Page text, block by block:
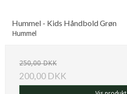
Hummel - Kids Håndbold Grøn
Hummel
250,00 DKK
200,00 DKK